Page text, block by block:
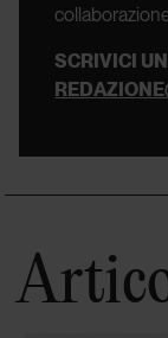
SCRIVICI